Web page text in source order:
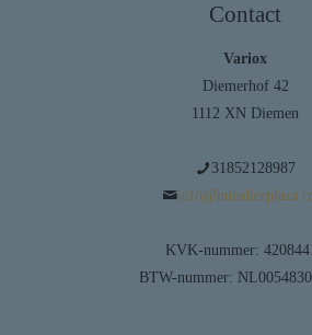
Contact
Variox
Diemerhof 42
1112 XN Diemen
31852128987
KVK-nummer:
BTW-nummer: